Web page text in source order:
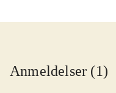
Anmeldelser (1)